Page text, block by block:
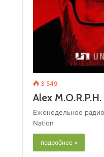
3 549
Alex
Еженедельное
Nation
подробнее »